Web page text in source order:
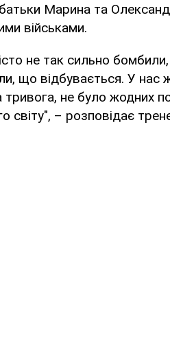
Марина та
військами.
не так сильно
що відбувається. У нас
тривога, не було жодних
світу", – розповідає